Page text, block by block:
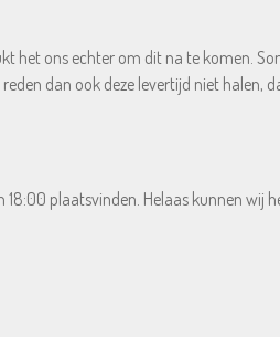
het ons echter om dit na te komen.
dan ook deze levertijd niet halen,
18:00 plaatsvinden. Helaas kunnen wij